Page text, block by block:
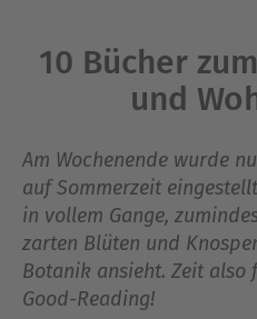
10 Bücher
und
Am Wochenende wurde
auf Sommerzeit
in vollem Gange,
zarten Blüten und
Botanik ansieht. Zeit also
Good-Reading!